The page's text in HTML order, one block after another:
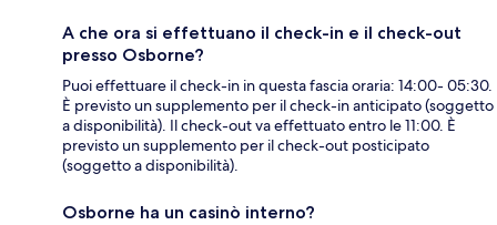
A che ora si effettuano il check-in e il check-out
presso Osborne?
Puoi effettuare il check-in in questa fascia oraria: 14:00- 05:30.
È previsto un supplemento per il check-in anticipato (soggetto
a disponibilità). Il check-out va effettuato entro le 11:00. È
previsto un supplemento per il check-out posticipato
(soggetto a disponibilità).
Osborne ha un casinò interno?